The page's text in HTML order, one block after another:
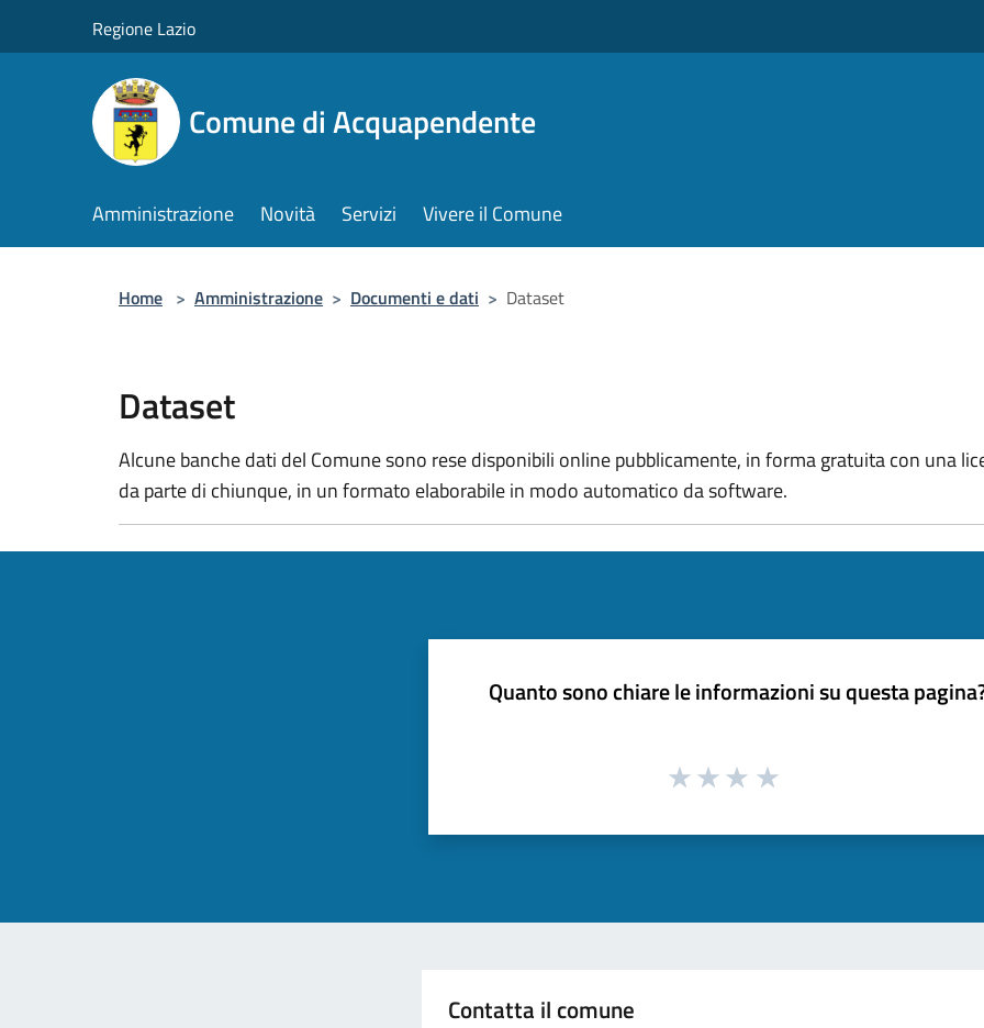
Regione Lazio
Comune di Acquapendente
Amministrazione Novità Servizi Vivere il Comune
Home > Amministrazione > Documenti e dati > Dataset
Dataset
Alcune banche dati del Comune sono rese disponibili online pubblicamente, in forma gratuita con una
da parte di chiunque, in un formato elaborabile in modo automatico da software.
Quanto sono chiare le informazioni su questa
Contatta il comune